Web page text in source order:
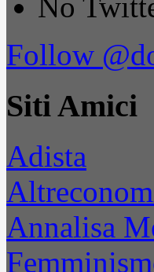
Follow
Siti Amici
Adista
Annalisa